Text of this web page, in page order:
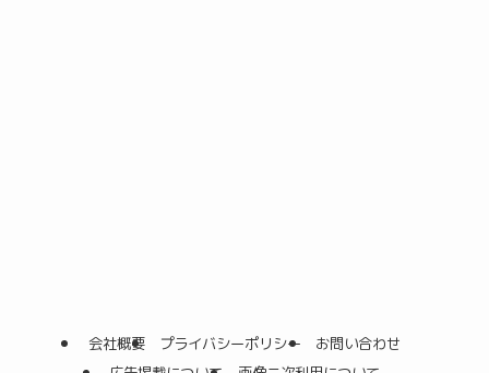
会社概要 プライバシーポリシー
お問い合わせ